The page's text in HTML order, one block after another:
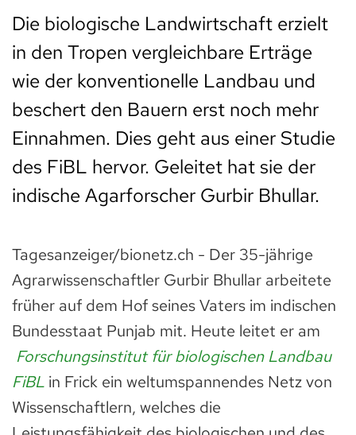
Die biologische Landwirtschaft erzielt
in den Tropen vergleichbare Erträge
wie der konventionelle Landbau und
beschert den Bauern erst noch mehr
Einnahmen. Dies geht aus einer Studie
des FiBL hervor. Geleitet hat sie der
indische Agarforscher Gurbir Bhullar.
Tagesanzeiger/bionetz.ch - Der 35-jährige
Agrarwissenschaftler Gurbir Bhullar arbeitete
früher auf dem Hof seines Vaters im indischen
Bundesstaat Punjab mit. Heute leitet er am
Forschungsinstitut für biologischen Landbau
FiBL in Frick ein weltumspannendes Netz von
Wissenschaftlern, welches die